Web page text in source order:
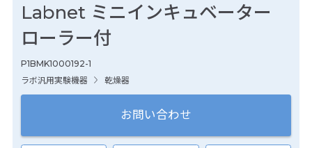
Labnet ミニインキュベーター
ローラー付
P1BMK1000192-1
ラボ汎用実験機器
乾燥器
お問い合わせ